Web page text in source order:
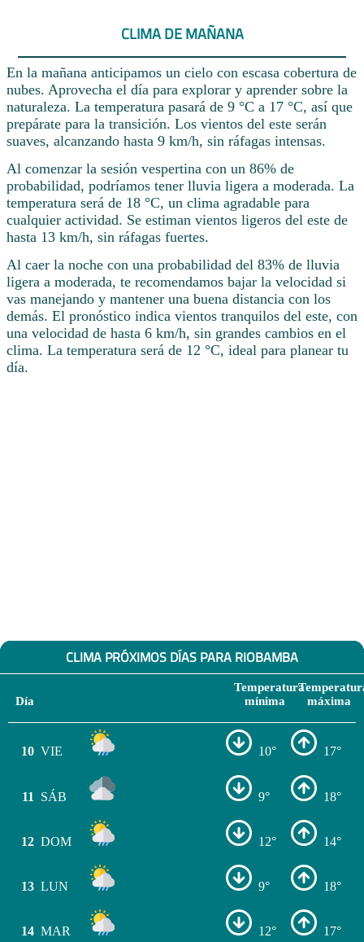
CLIMA DE MAÑANA
En la mañana anticipamos un cielo con escasa cobertura de
nubes. Aprovecha el día para explorar y aprender sobre la
naturaleza. La temperatura pasará de 9 °C a 17 °C, así que
prepárate para la transición. Los vientos del este serán
suaves, alcanzando hasta 9 km/h, sin ráfagas intensas.
Al comenzar la sesión vespertina con un 86% de
probabilidad, podríamos tener lluvia ligera a moderada. La
temperatura será de 18 °C, un clima agradable para
cualquier actividad. Se estiman vientos ligeros del este de
hasta 13 km/h, sin ráfagas fuertes.
Al caer la noche con una probabilidad del 83% de lluvia
ligera a moderada, te recomendamos bajar la velocidad si
vas manejando y mantener una buena distancia con los
demás. El pronóstico indica vientos tranquilos del este, con
una velocidad de hasta 6 km/h, sin grandes cambios en el
clima. La temperatura será de 12 °C, ideal para planear tu
día.
CLIMA PRÓXIMOS DÍAS PARA RIOBAMBA
Día
Temperatura
mínima
máxima
10 VIE 10° 17°
11 SÁB 9° 18°
12 DOM 12° 14°
13 LUN 9° 18°
14 MAR 12° 17°